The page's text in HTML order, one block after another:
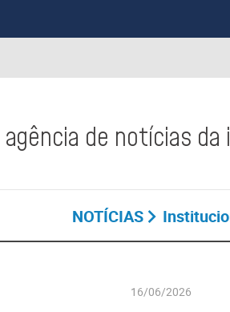
agência de notícias da
NOTÍCIAS
16/06/2026